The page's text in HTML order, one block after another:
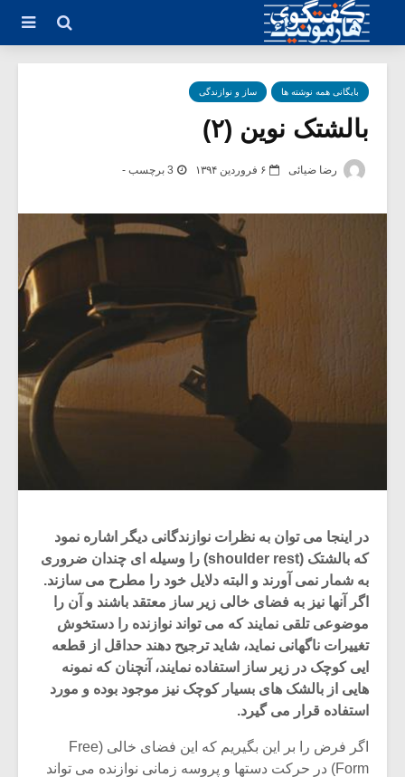
بایگانی همه نوشته ها ساز و نوازندگی
بالشتک نوین (۲)
رضا ضیائی ۶ فروردین ۱۳۹۴ 3 برچسب -
در اینجا می توان به نظرات نوازندگانی دیگر اشاره نمود
که بالشتک (shoulder rest) را وسیله ای چندان ضروری
به شمار نمی آورند و البته دلایل خود را مطرح می سازند.
اگر آنها نیز به فضای خالی زیر ساز معتقد باشند و آن را
موضوعی تلقی نمایند که می تواند نوازنده را دستخوش
تغییرات ناگهانی نماید، شاید ترجیح دهند حداقل از قطعه
ایی کوچک در زیر ساز استفاده نمایند، آنچنان که نمونه
هایی از بالشک های بسیار کوچک نیز موجود بوده و مورد
استفاده قرار می گیرد.
اگر فرض را بر این بگیریم که این فضای خالی (Free
Form) در حرکت دستها و پروسه زمانی نوازنده می تواند